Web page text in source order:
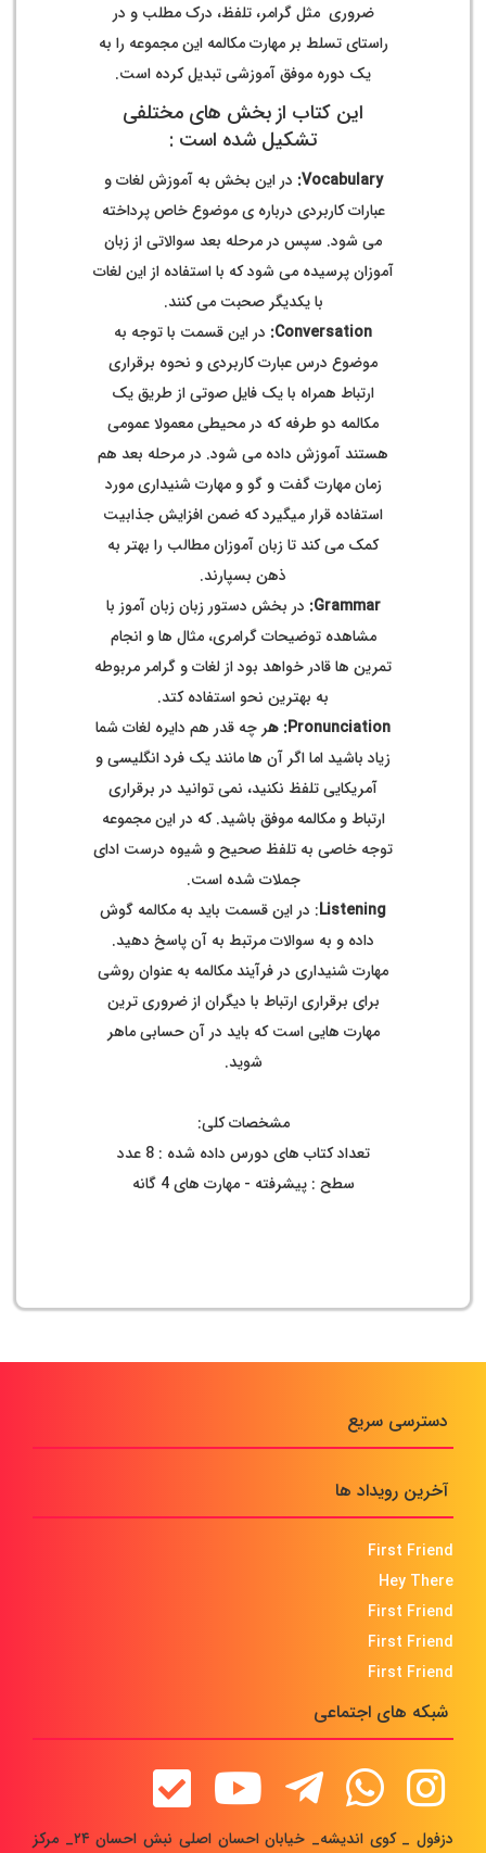
ضروری مثل گرامر، تلفظ، درک مطلب و در
راستای تسلط بر مهارت مکالمه این مجموعه را به
یک دوره موفق آموزشی تبدیل کرده است.
این کتاب از بخش های مختلفی
تشکیل شده است :
Vocabulary: در این بخش به آموزش لغات و
عبارات کاربردی درباره ی موضوع خاص پرداخته
می شود. سپس در مرحله بعد سوالاتی از زبان
آموزان پرسیده می شود که با استفاده از این لغات
با یکدیگر صحبت می کنند.
Conversation: در این قسمت با توجه به
موضوع درس عبارت کاربردی و نحوه برقراری
ارتباط همراه با یک فایل صوتی از طریق یک
مکالمه دو طرفه که در محیطی معمولا عمومی
هستند آموزش داده می شود. در مرحله بعد هم
زمان مهارت گفت و گو و مهارت شنیداری مورد
استفاده قرار میگیرد که ضمن افزایش جذابیت
کمک می کند تا زبان آموزان مطالب را بهتر به
ذهن بسپارند.
Grammar: در بخش دستور زبان زبان آموز با
مشاهده توضیحات گرامری، مثال ها و انجام
تمرین ها قادر خواهد بود از لغات و گرامر مربوطه
به بهترین نحو استفاده کتد.
Pronunciation: ه
ر چه قدر هم دایره لغات شما
زیاد باشید اما اگر آن ها مانند یک فرد انگلیسی و
آمریکایی تلفظ نکنید، نمی توانید در برقراری
ارتباط و مکالمه موفق باشید. که در این مجموعه
توجه خاصی به تلفظ صحیح و شیوه درست ادای
جملات شده است.
Listening: در این قسمت باید به مکالمه گوش
داده و به سوالات مرتبط به آن پاسخ دهید.
مهارت شنیداری در فرآیند مکالمه به عنوان روشی
برای برقراری ارتباط با دیگران از ضروری ترین
مهارت هایی است که باید در آن حسابی ماهر
شوید.
مشخصات کلی:
تعداد کتاب های دورس داده شده : 8 عدد
سطح : پیشرفته - مهارت های 4 گانه
دسترسی سریع
آخرین رویداد ها
First Friend
Hey There
First Friend
First Friend
First Friend
شبکه های اجتماعی
دزفول _ کوی اندیشه_ خیابان احسان اصلی نبش احسان ۲۴_ مرکز